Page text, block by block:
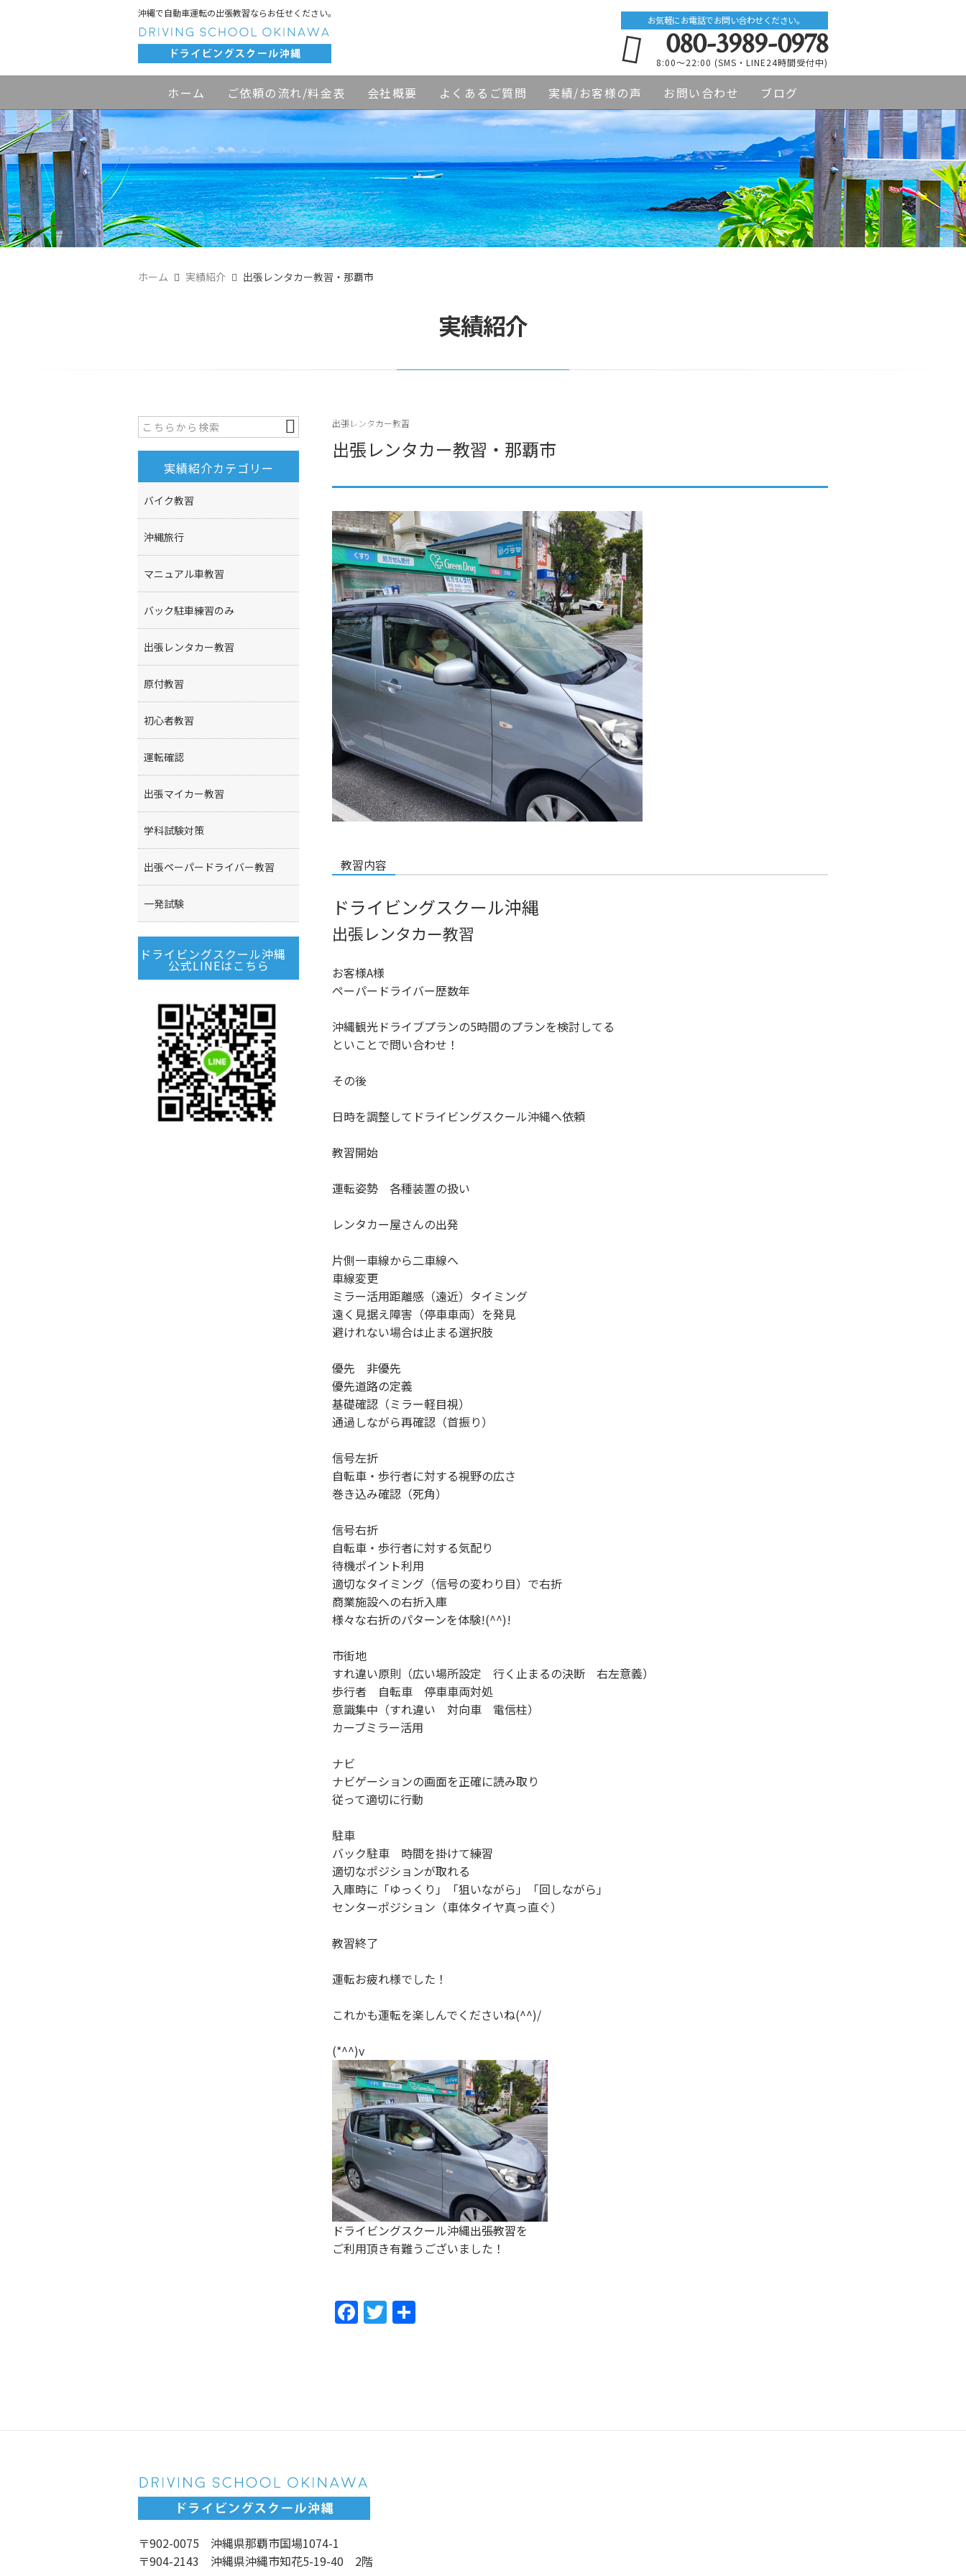
沖縄で自動車運転の出張教習ならお任せください。
お気軽にお電話でお問い合わせください。
080-3989-0978
8:00～22:00 (SMS・LINE24時間受付中)
ホーム ご依頼の流れ/料金表 会社概要 よくあるご質問 実績/お客様の声 お問い合わせ ブログ
ホーム 実績紹介 出張レンタカー教習・那覇市
実績紹介
出張レンタカー教習
出張レンタカー教習・那覇市
教習内容
ドライビングスクール沖縄
出張レンタカー教習
お客様A様
ペーパードライバー歴数年
沖縄観光ドライブプランの5時間のプランを検討してる
といことで問い合わせ！
その後
日時を調整してドライビングスクール沖縄へ依頼
教習開始
運転姿勢 各種装置の扱い
レンタカー屋さんの出発
片側一車線から二車線へ
車線変更
ミラー活用距離感（遠近）タイミング
遠く見据え障害（停車車両）を発見
避けれない場合は止まる選択肢
優先 非優先
優先道路の定義
基礎確認（ミラー軽目視）
通過しながら再確認（首振り）
信号左折
自転車・歩行者に対する視野の広さ
巻き込み確認（死角）
信号右折
自転車・歩行者に対する気配り
待機ポイント利用
適切なタイミング（信号の変わり目）で右折
商業施設への右折入庫
様々な右折のパターンを体験!(^^)!
市街地
すれ違い原則（広い場所設定 行く止まるの決断 右左意義）
歩行者 自転車 停車車両対処
意識集中（すれ違い 対向車 電信柱）
カーブミラー活用
ナビ
ナビゲーションの画面を正確に読み取り
従って適切に行動
駐車
バック駐車 時間を掛けて練習
適切なポジションが取れる
入庫時に「ゆっくり」「狙いながら」「回しながら」
センターポジション（車体タイヤ真っ直ぐ）
教習終了
運転お疲れ様でした！
これかも運転を楽しんでくださいね(^^)/
(*^^)v
ドライビングスクール沖縄出張教習を
ご利用頂き有難うございました！
F
k
T
実績紹介カテゴリー
バイク教習
沖縄旅行
マニュアル車教習
バック駐車練習のみ
出張レンタカー教習
原付教習
初心者教習
運転確認
出張マイカー教習
学科試験対策
出張ペーパードライバー教習
一発試験
ドライビングスクール沖縄
公式LINEはこちら
〒902-0075 沖縄県那覇市国場1074-1
〒904-2143 沖縄県沖縄市知花5-19-40 2階